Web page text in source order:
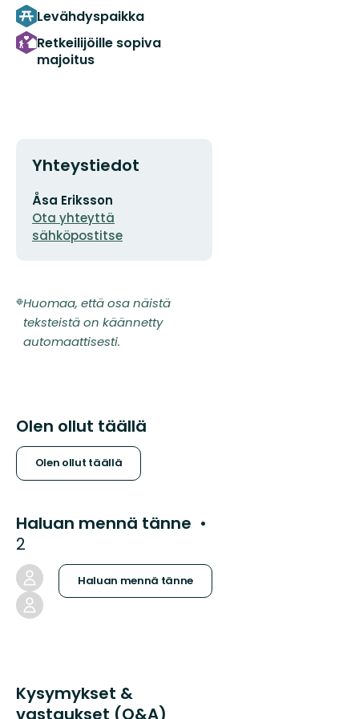
Levähdyspaikka
Retkeilijöille sopiva
majoitus
Yhteystiedot
Sähköpostiosoite
Åsa Eriksson
Ota yhteyttä
sähköpostitse
Huomaa, että osa näistä
teksteistä on käännetty
automaattisesti.
Olen ollut täällä
Olen ollut täällä
Haluan mennä tänne
2
Haluan mennä tänne
Kysymykset &
vastaukset (Q&A)